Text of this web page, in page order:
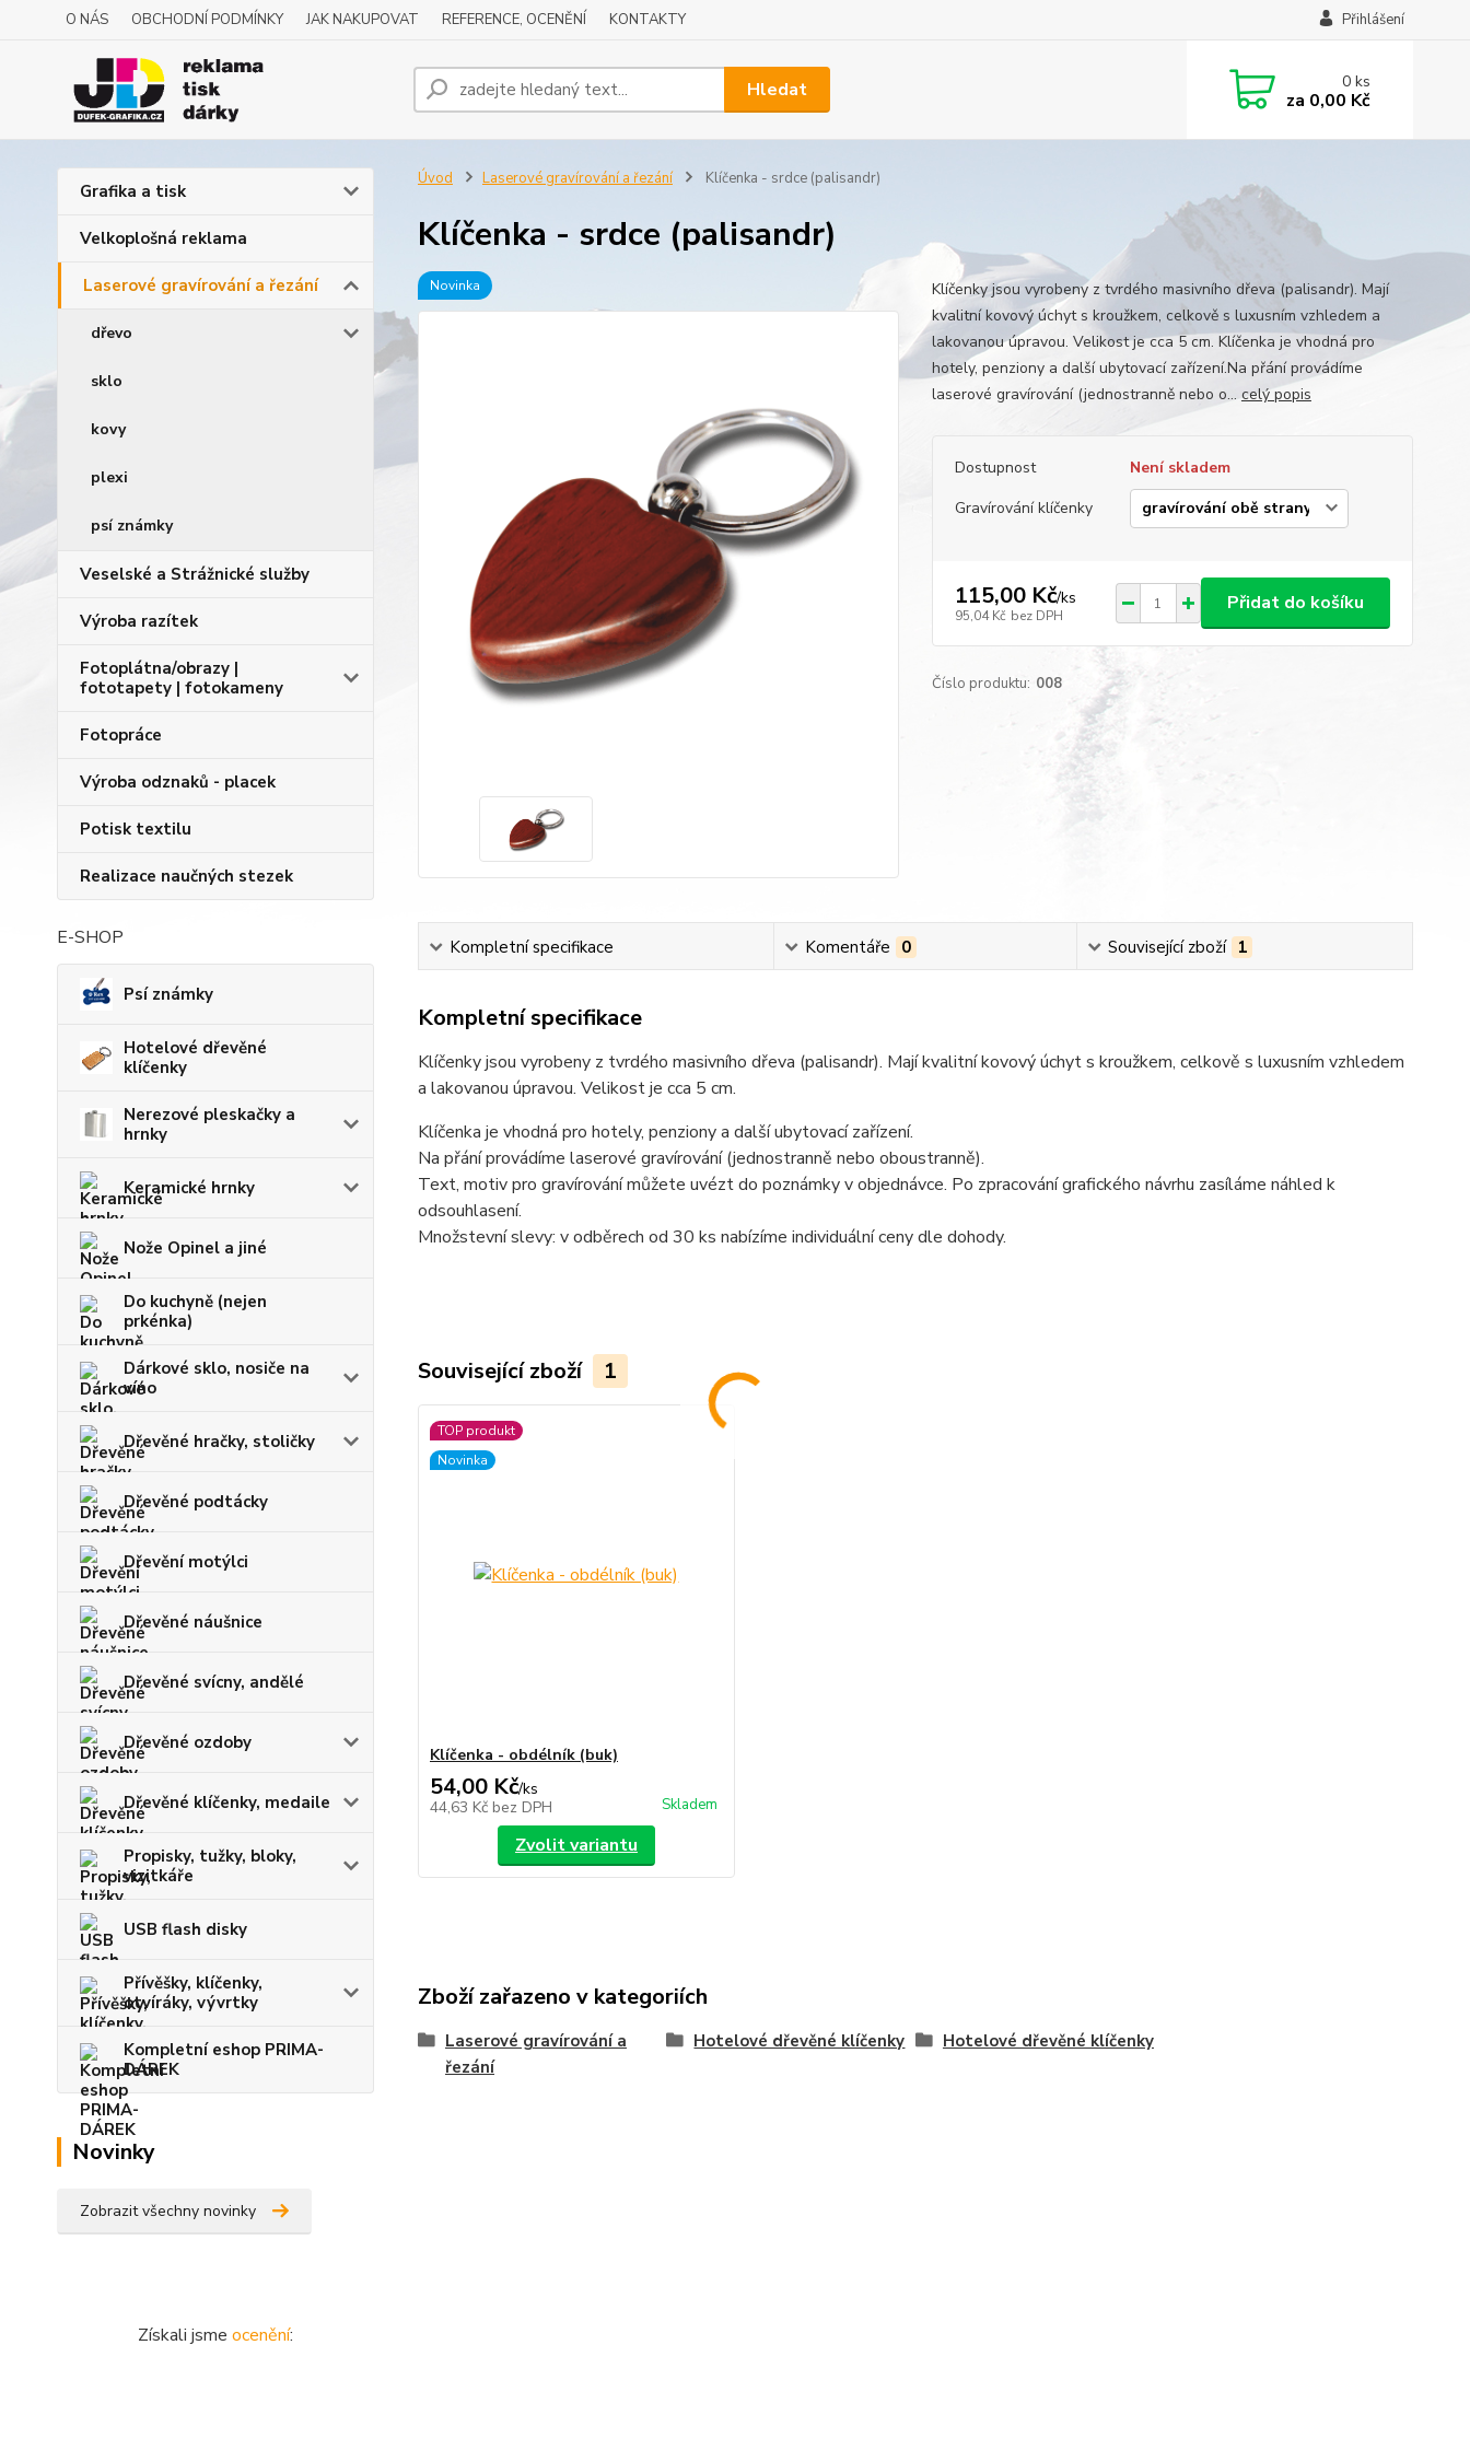
O NÁS OBCHODNÍ PODMÍNKY JAK NAKUPOVAT REFERENCE, OCENĚNÍ KONTAKTY Přihlášení
Hledat 0ks
za 0,00 Kč
Grafika a tisk
Velkoplošná reklama
Laserové gravírování a řezání
dřevo
sklo
kovy
plexi
psí známky
Veselské a Strážnické služby
Výroba razítek
Fotoplátna/obrazy |
fototapety | fotokameny
Fotopráce
Výroba odznaků - placek
Potisk textilu
Realizace naučných stezek
E-SHOP
Psí známky
Hotelové dřevěné
klíčenky
Nerezové pleskačky a
hrnky
Keramické hrnky
Nože Opinel a jiné
Do kuchyně (nejen
prkénka)
Dárkové sklo, nosiče na
víno
Dřevěné hračky, stoličky
Dřevěné podtácky
Dřevění motýlci
Dřevěné náušnice
Dřevěné svícny, andělé
Dřevěné ozdoby
Dřevěné klíčenky, medaile
Propisky, tužky, bloky,
vizitkáře
USB flash disky
Přívěšky, klíčenky,
otvíráky, vývrtky
Kompletní eshop PRIMA-
DÁREK
Novinky
Zobrazit všechny novinky
Získali jsme ocenění:
Úvod Laserové gravírování a řezání Klíčenka - srdce (palisandr)
Klíčenka - srdce (palisandr)
Novinka
Klíčenky jsou vyrobeny z tvrdého masivního dřeva (palisandr). Mají
kvalitní kovový úchyt s kroužkem, celkově s luxusním vzhledem a
lakovanou úpravou. Velikost je cca 5 cm. Klíčenka je vhodná pro
hotely, penziony a další ubytovací zařízení.Na přání provádíme
laserové gravírování (jednostranně nebo o... celý popis
Dostupnost
Není skladem
Gravírování klíčenky
115,00 Kč/ks
95,04 Kč bez DPH
Přidat do košíku
Číslo produktu: 008
Kompletní specifikace Komentáře 0 Související zboží 1
Kompletní specifikace
Klíčenky jsou vyrobeny z tvrdého masivního dřeva (palisandr). Mají kvalitní kovový úchyt s kroužkem, celkově s luxusním vzhledem
a lakovanou úpravou. Velikost je cca 5 cm.
Klíčenka je vhodná pro hotely, penziony a další ubytovací zařízení.
Na přání provádíme laserové gravírování (jednostranně nebo oboustranně).
Text, motiv pro gravírování můžete uvézt do poznámky v objednávce. Po zpracování grafického návrhu zasíláme náhled k
odsouhlasení.
Množstevní slevy: v odběrech od 30 ks nabízíme individuální ceny dle dohody.
Související zboží 1
TOP produkt
Novinka
Klíčenka - obdélník (buk)
54,00 Kč/ks
44,63 Kč bez DPH Skladem
Zvolit variantu
Zboží zařazeno v kategoriích
Laserové gravírování a
řezání
Hotelové dřevěné klíčenky Hotelové dřevěné klíčenky